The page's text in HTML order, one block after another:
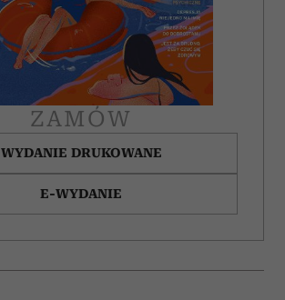
ZAMÓW
WYDANIE DRUKOWANE
E-WYDANIE